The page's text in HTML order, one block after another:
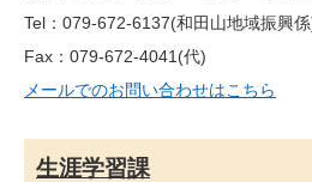
Tel：079-672-6137 和田山地域振興係
Fax：079-672-4041(代)
メールでのお問い合わせはこちら
生涯学習課